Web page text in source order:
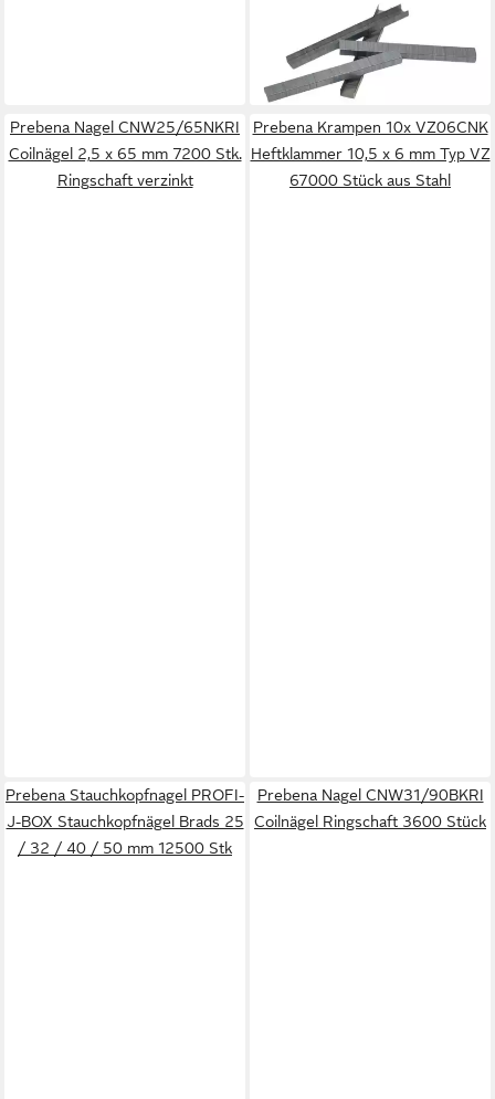
Heftklammer 10,5 x 6 mm Typ
VZ 33500 Stück aus Stahl
28,75 €
lieferbar - in 2-3 Werktagen bei dir
Prebena Nagel CNW25/65NKRI
Coilnägel 2,5 x 65 mm 7200 Stk.
Ringschaft verzinkt
Prebena Krampen 10x VZ06CNK
Heftklammer 10,5 x 6 mm Typ VZ
67000 Stück aus Stahl
Prebena Stauchkopfnagel PROFI-
J-BOX Stauchkopfnägel Brads 25
/ 32 / 40 / 50 mm 12500 Stk
Prebena Nagel CNW31/90BKRI
Coilnägel Ringschaft 3600 Stück